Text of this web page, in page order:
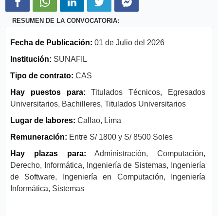
RESUMEN DE LA CONVOCATORIA:
Fecha de Publicación: 01 de Julio del 2026
Institución: SUNAFIL
Tipo de contrato: CAS
Hay puestos para:Titulados Técnicos, Egresados
Universitarios, Bachilleres, Titulados Universitarios
Lugar de labores: Callao, Lima
Remuneración: Entre S/ 1800 y S/ 8500 Soles
Hay plazas para: Administración, Computación,
Derecho, Informática, Ingeniería de Sistemas, Ingeniería
de Software, Ingeniería en Computación, Ingeniería
Informática, Sistemas